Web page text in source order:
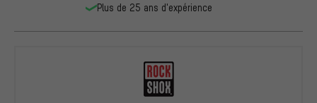
Plus de 25 ans d'expérience